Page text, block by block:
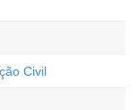
Civil